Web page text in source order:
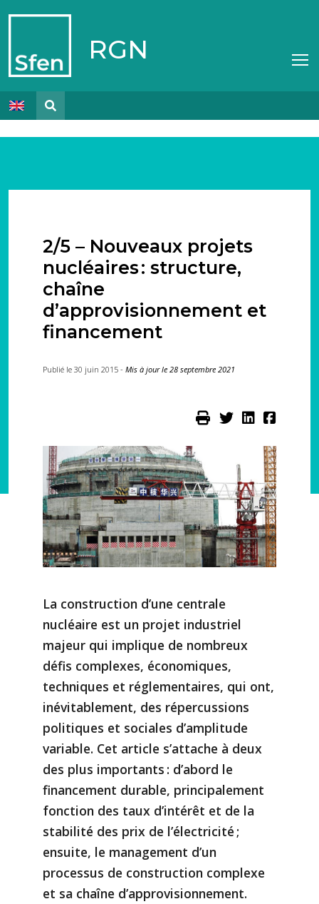
RGN
2/5 – Nouveaux projets
nucléaires : structure,
chaîne
d’approvisionnement et
financement
Publié le 30 juin 2015 - Mis à jour le 28 septembre 2021
La construction d’une centrale
nucléaire est un projet industriel
majeur qui implique de nombreux
défis complexes, économiques,
techniques et réglementaires, qui ont,
inévitablement, des répercussions
politiques et sociales d’amplitude
variable. Cet article s’attache à deux
des plus importants : d’abord le
financement durable, principalement
fonction des taux d’intérêt et de la
stabilité des prix de l’électricité ;
ensuite, le management d’un
processus de construction complexe
et sa chaîne d’approvisionnement.